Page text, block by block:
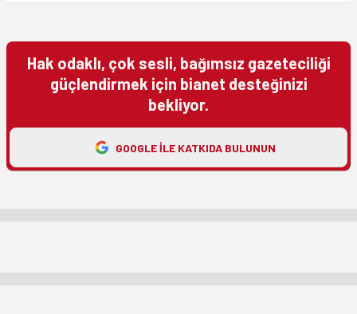
Hak odaklı, çok sesli, bağımsız gazeteciliği
güçlendirmek için bianet desteğinizi
bekliyor.
GOOGLE ILE KATKIDA BULUNUN